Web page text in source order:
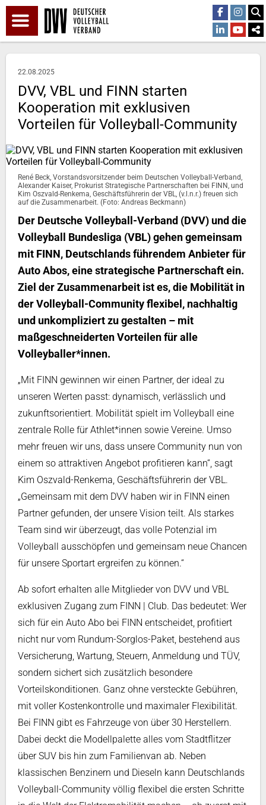
22.08.2025
DVV, VBL und FINN starten
Kooperation mit exklusiven
Vorteilen für Volleyball-Community
René Beck, Vorstandsvorsitzender beim Deutschen Volleyball-Verband,
Alexander Kaiser, Prokurist Strategische Partnerschaften bei FINN, und
Kim Oszvald-Renkema, Geschäftsführerin der VBL, (v.l.n.r.) freuen sich
auf die Zusammenarbeit. (Foto: Andreas Beckmann)
Der Deutsche Volleyball-Verband (DVV) und die
Volleyball Bundesliga (VBL) gehen gemeinsam
mit FINN, Deutschlands führendem Anbieter für
Auto Abos, eine strategische Partnerschaft ein.
Ziel der Zusammenarbeit ist es, die Mobilität in
der Volleyball-Community flexibel, nachhaltig
und unkompliziert zu gestalten – mit
maßgeschneiderten Vorteilen für alle
Volleyballer*innen.
„Mit FINN gewinnen wir einen Partner, der ideal zu
unseren Werten passt: dynamisch, verlässlich und
zukunftsorientiert. Mobilität spielt im Volleyball eine
zentrale Rolle für Athlet*innen sowie Vereine. Umso
mehr freuen wir uns, dass unsere Community nun von
einem so attraktiven Angebot profitieren kann“, sagt
Kim Oszvald-Renkema, Geschäftsführerin der VBL.
„Gemeinsam mit dem DVV haben wir in FINN einen
Partner gefunden, der unsere Vision teilt. Als starkes
Team sind wir überzeugt, das volle Potenzial im
Volleyball ausschöpfen und gemeinsam neue Chancen
für unsere Sportart ergreifen zu können.“
Ab sofort erhalten alle Mitglieder von DVV und VBL
exklusiven Zugang zum FINN | Club. Das bedeutet: Wer
sich für ein Auto Abo bei FINN entscheidet, profitiert
nicht nur vom Rundum-Sorglos-Paket, bestehend aus
Versicherung, Wartung, Steuern, Anmeldung und TÜV,
sondern sichert sich zusätzlich besondere
Vorteilskonditionen. Ganz ohne versteckte Gebühren,
mit voller Kostenkontrolle und maximaler Flexibilität.
Bei FINN gibt es Fahrzeuge von über 30 Herstellern.
Dabei deckt die Modellpalette alles vom Stadtflitzer
über SUV bis hin zum Familienvan ab. Neben
klassischen Benzinern und Dieseln kann Deutschlands
Volleyball-Community völlig flexibel die ersten Schritte